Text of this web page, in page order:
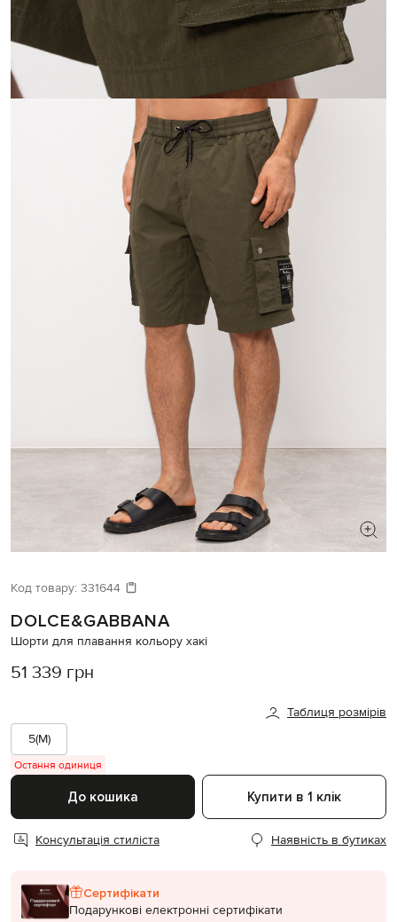
Давайте підберемо щось ще
Код товару: 331644
DOLCE&GABBANA
Шорти для плавання кольору хакі
51 339 грн
Таблиця розмірів
5(M)
Остання одиниця
До кошика Купити в 1 клік
Консультація стиліста Наявність в бутиках
Сертифікати
Подарункові електронні сертифікати